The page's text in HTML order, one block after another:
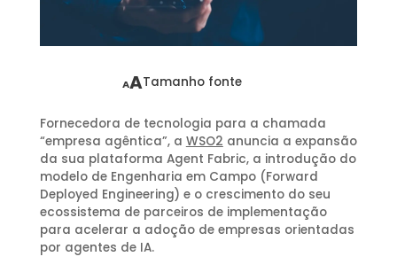
AATamanho fonte
Fornecedora de tecnologia para a chamada
“empresa agêntica”, a WSO2 anuncia a expansão
da sua plataforma Agent Fabric, a introdução do
modelo de Engenharia em Campo (Forward
Deployed Engineering) e o crescimento do seu
ecossistema de parceiros de implementação
para acelerar a adoção de empresas orientadas
por agentes de IA.